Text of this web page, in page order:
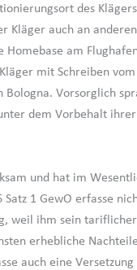
des
Kläger auch an
am
mit Schreiben
Bologna. Vorsorglich
dem Vorbehalt
und hat im
1 GewO erfasse
weil ihm sein tariflicher
erhebliche
auch eine Versetzung